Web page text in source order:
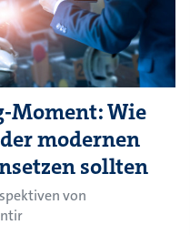
Moment: Wie
modernen
sollten
von